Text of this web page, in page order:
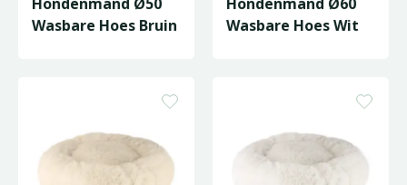
Wasbare Hoes Bruin
Wasbare Hoes Wit